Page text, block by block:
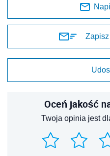
Oceń jakość
Twoja opinia jest